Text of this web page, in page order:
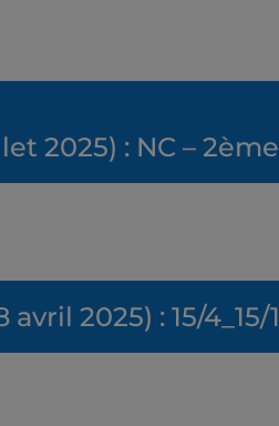
2025) : NC –
avril 2025) : 15/